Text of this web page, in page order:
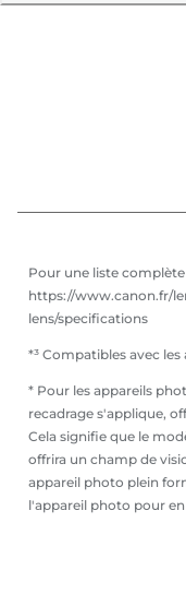
Pour une liste
https://www.canon.fr/
lens/specifications
*³ Compatibles avec
* Pour les appareils
recadrage s'applique,
Cela signifie que le
offrira un champ de
appareil photo plein
l'appareil photo pour